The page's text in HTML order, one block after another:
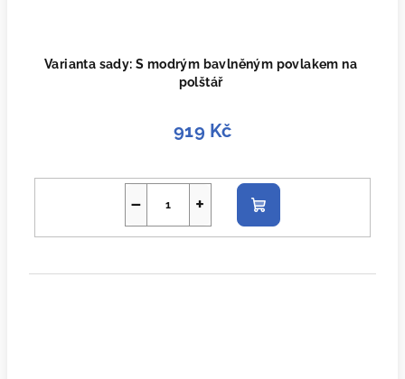
Varianta sady: S modrým bavlněným povlakem na
polštář
919 Kč
+
−
Do
košíku